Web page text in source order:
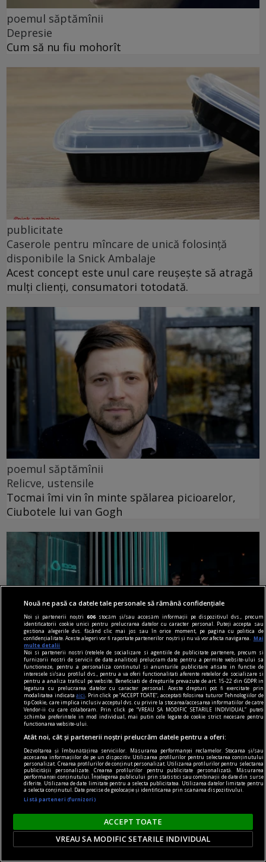
poemul săptămînii
Depresie
Cum să nu fiu mohorît
publicitate
Caserole pentru mîncare de unică folosință
disponibile la Snick Ambalaje
Acest concept este unul care reușește să atragă
mulți clienți, consumatori totodată.
poemul săptămînii
Relicve, ustensile
Tocmai îmi vin în minte spălarea picioarelor,
Ciubotele lui van Gogh
material susținut de iqos
Omid Ghannadi, creatorul instalației IQOS x
DIPLOMA: Apreciez că sînt companii care se
implică atît de vizibil în sprijinul comunității
El este omul din spatele instalației imersive IQOS
proiectată special pentru ediția de anul acesta a
festivalului DIPLOMA.
Parteneri
Nouă ne pasă ca datele tale personale să rămână confidențiale
Noi și partenerii noștri606 stocăm și/sau accesăm informații pe dispozitivul dvs., precum
identificatorii cookie unici pentru prelucrarea datelor cu caracter personal. Puteți accepta sau
gestiona alegerile dvs. făcând clic mai jos sau în orice moment, pe pagina cu politica de
confidențialitate. Aceste alegeri vor fi raportate partenerilor noștri și nu vă vor afecta navigarea.
Mai
multe detalii
Noi si partenerii nostri (retelele de socializare si agentiile de publicitate partenere, precum si
furnizorii nostri de servicii de date analitice) prelucram date pentru a permite website-ului sa
functioneze, pentru a personaliza continutul si anunturile publicitare afisate in functie de
interesele si/sau profilul dvs., pentru a va oferi functionalitati aferente retelelor de socializare si
pentru a analiza traficul pe website. Beneficiati de drepturile prevazute de art. 15-22 din GDPR in
legatura cu prelucrarea datelor cu caracter personal. Aceste drepturi pot fi exercitate prin
modalitatea indicataaici
. Prin click pe “ACCEPT TOATE”, acceptati folosirea tuturor Tehnologiilor de
tip Cookie, care implica inclusiv acceptul dvs. cu privire la stocarea/accesarea informatiilor de catre
Vendor-ii cu care colaboram. Prin click pe “VREAU SA MODIFIC SETARILE INDIVIDUAL” puteti
schimba preferintele in mod individual, mai putin cele legate de cookie strict necesare pentru
functionarea website-ului.
Atât noi, cât și partenerii noștri prelucrăm datele pentru a oferi:
Dezvoltarea și îmbunătățirea serviciilor. Măsurarea performanței reclamelor. Stocarea și/sau
accesarea informațiilor de pe un dispozitiv. Utilizarea profilurilor pentru selectarea conținutului
personalizat. Crearea profilurilor de conținut personalizat. Utilizarea profilurilor pentru selectarea
publicității personalizate. Crearea profilurilor pentru publicitate personalizată. Măsurarea
performanței conținutului. Înțelegerea publicului prin statistici sau combinații de date din surse
diferite. Utilizarea de date limitate pentru a selecta publicitatea. Utilizarea datelor limitate pentru
a selecta conținutul. Date precise de geolocație și identificarea prin scanarea dispozitivului.
Listă parteneri (furnizori)
ACCEPT TOATE
VREAU SA MODIFIC SETARILE INDIVIDUAL